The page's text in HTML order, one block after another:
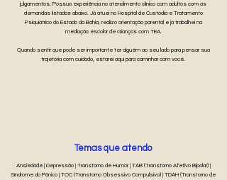
julgamentos. Possuo experiência no atendimento clínico com adultos com as
demandas listadas abaixo. Já atuei no Hospital de Custódia e Tratamento
Psiquiátrico do Estado da Bahia, realizo orientação parental e já trabalhei na
mediação escolar de crianças com TEA.
Quando sentir que pode ser importante ter alguém ao seu lado para pensar sua
trajetória com cuidado, estarei aqui para caminhar com você.
Ansiedade | Depressão | Transtorno de Humor | TAB (Transtorno Afetivo Bipolar) |
Síndrome do Pânico | TOC (Transtorno Obsessivo Compulsivo) | TDAH (Transtorno de
Temas que atendo